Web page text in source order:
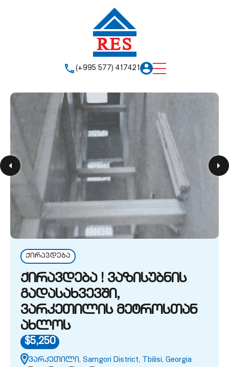
(+995 577) 417421
ქირავდება
ქირავდება ! ვაზისუბნის
გადასახვევში,
ვარკეთილის მეტროსთან
ახლოს
$5,250
ვარკეთილი, Samgori District, Tbilisi, Georgia